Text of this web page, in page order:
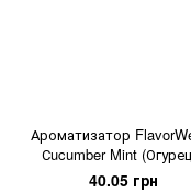
Ароматизатор
Сucumber Mint
мятой), 5 мл
40.05 грн